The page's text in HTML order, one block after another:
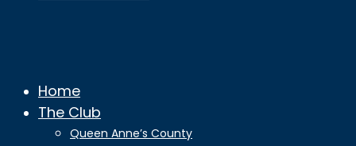
Home
The Club
Queen Anne’s County